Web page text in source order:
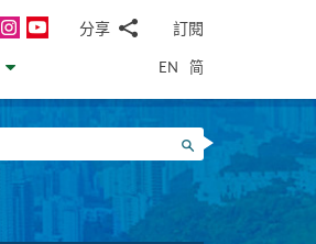
InstagramYouTube分享
郵WhatsApp
微
信
面
書Twitter
LinkedIn
微
訂閱
EN 简
搜尋